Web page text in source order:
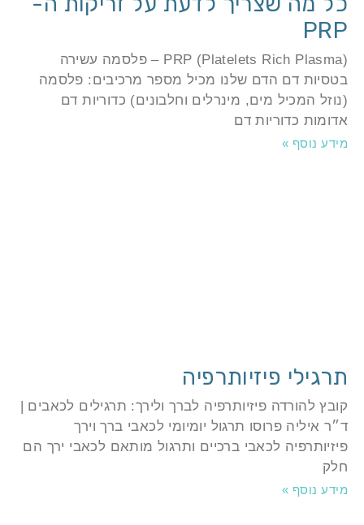
PRP (Platelets Rich Plasma) – פלסמה עשירה
דם הדם שלנו מכיל מספר מרכיבים: פלסמה
המכיל מים, מינרלים וחלבונים) כדוריות דם
כדוריות דם
נוסף »
פיזיותרפיה
להורדה פיזיותרפיה לברך ולירך: תרגילים לכאבים |
איליה פרוסו תרגול יומיומי לכאבי ברך וירך
לכאבי ברכיים ותרגול מותאם לכאבי ירך הם
נוסף »